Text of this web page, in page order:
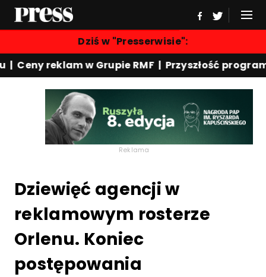
Dziś w "Presserwisie":
reklam w Grupie RMF | Przyszłość programu
Reklama
Dziewięć agencji w
reklamowym rosterze
Orlenu. Koniec
postępowania